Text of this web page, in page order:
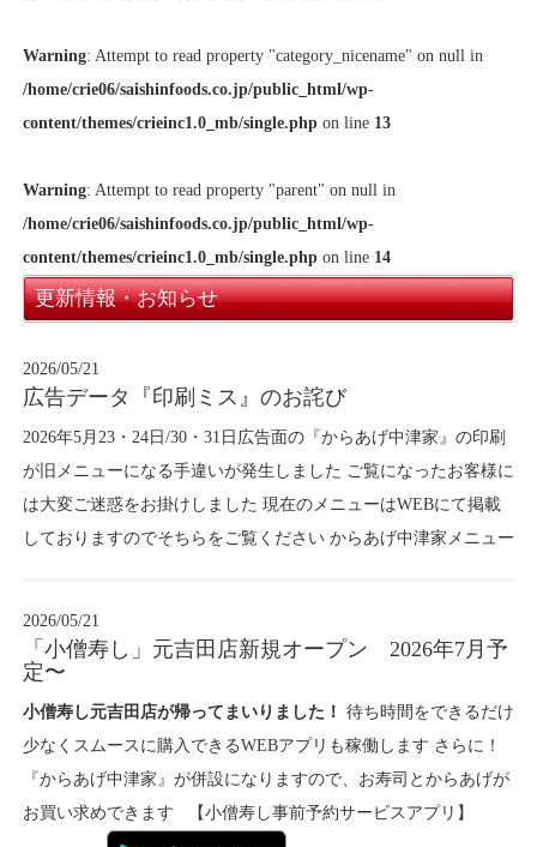
Warning: Attempt to read property "category_nicename" on null in
/home/crie06/saishinfoods.co.jp/public_html/wp-
content/themes/crieinc1.0_mb/single.phpon line 13
Warning: Attempt to read property "parent" on null in
/home/crie06/saishinfoods.co.jp/public_html/wp-
content/themes/crieinc1.0_mb/single.phpon line 14
更新情報・お知らせ
2026/05/21
広告データ『印刷ミス』のお詫び
2026年5月23・24日/30・31日広告面の『からあげ中津家』の印刷
が旧メニューになる手違いが発生しました ご覧になったお客様に
は大変ご迷惑をお掛けしました 現在のメニューはWEBにて掲載
しておりますのでそちらをご覧ください からあげ中津家メニュー
2026/05/21
「小僧寿し」元吉田店新規オープン 2026年7月予
定〜
小僧寿し元吉田店が帰ってまいりました！ 待ち時間をできるだけ
少なくスムースに購入できるWEBアプリも稼働します さらに！
『からあげ中津家』が併設になりますので、お寿司とからあげが
お買い求めできます 【小僧寿し事前予約サービスアプリ】